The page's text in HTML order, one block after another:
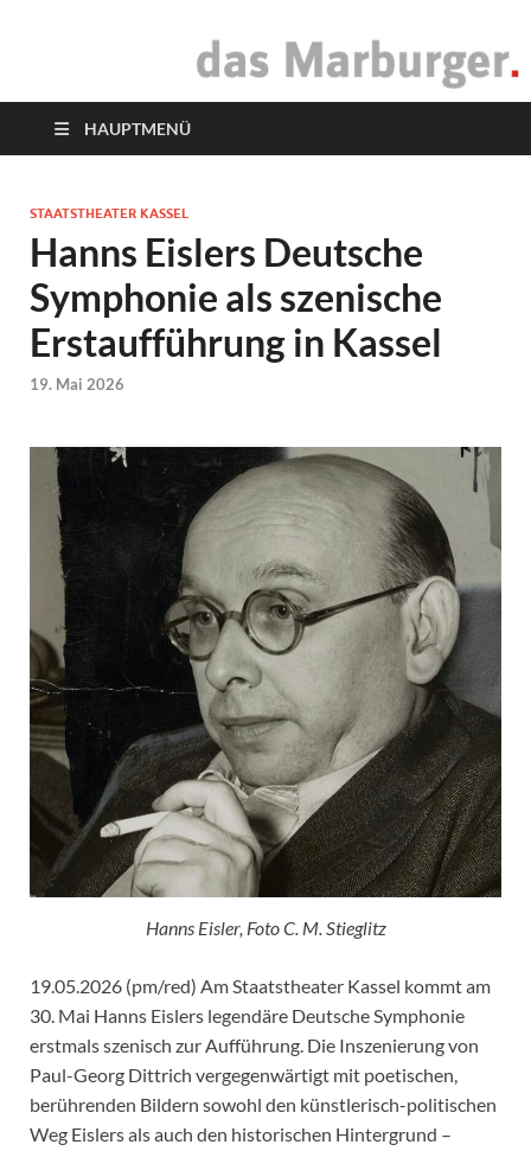
das Marburger.
HAUPTMENÜ
STAATSTHEATER KASSEL
Hanns Eislers Deutsche
Symphonie als szenische
Erstaufführung in Kassel
19. Mai 2026
Hanns Eisler, Foto C. M. Stieglitz
19.05.2026 (pm/red) Am Staatstheater Kassel kommt am
30. Mai Hanns Eislers legendäre Deutsche Symphonie
erstmals szenisch zur Aufführung. Die Inszenierung von
Paul-Georg Dittrich vergegenwärtigt mit poetischen,
berührenden Bildern sowohl den künstlerisch-politischen
Weg Eislers als auch den historischen Hintergrund –